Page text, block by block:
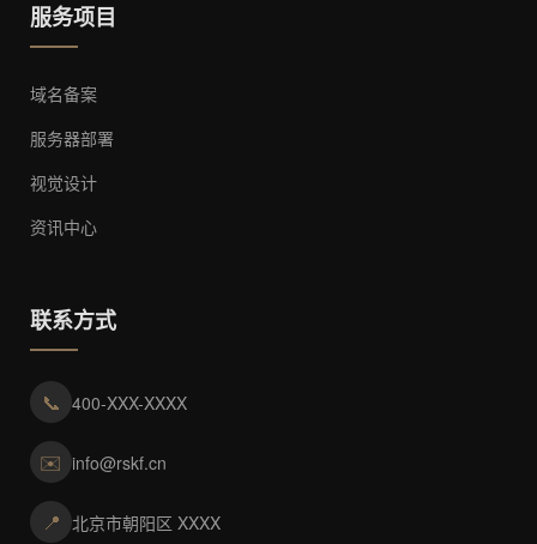
服务项目
域名备案
服务器部署
视觉设计
资讯中心
联系方式
📞 400-XXX-XXXX
✉️ info@rskf.cn
📍 北京市朝阳区 XXXX